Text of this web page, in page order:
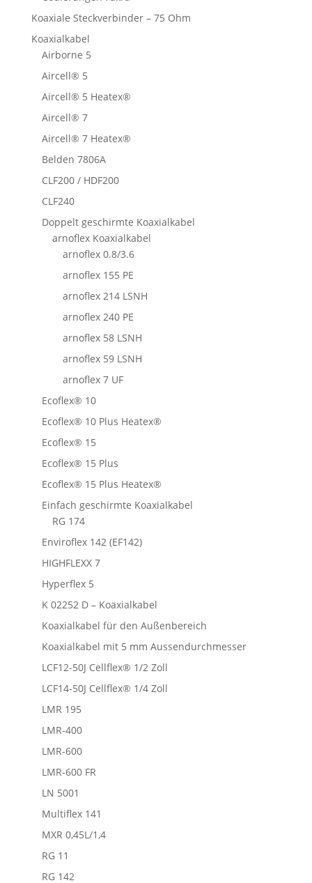
Koaxiale Steckverbinder – 75 Ohm
Koaxialkabel
Airborne 5
Aircell® 5
Aircell® 5 Heatex®
Aircell® 7
Aircell® 7 Heatex®
Belden 7806A
CLF200 / HDF200
CLF240
Doppelt geschirmte Koaxialkabel
arnoflex Koaxialkabel
arnoflex 0.8/3.6
arnoflex 155 PE
arnoflex 214 LSNH
arnoflex 240 PE
arnoflex 58 LSNH
arnoflex 59 LSNH
arnoflex 7 UF
Ecoflex® 10
Ecoflex® 10 Plus Heatex®
Ecoflex® 15
Ecoflex® 15 Plus
Ecoflex® 15 Plus Heatex®
Einfach geschirmte Koaxialkabel
RG 174
Enviroflex 142 (EF142)
HIGHFLEXX 7
Hyperflex 5
K 02252 D – Koaxialkabel
Koaxialkabel für den Außenbereich
Koaxialkabel mit 5 mm Aussendurchmesser
LCF12-50J Cellflex® 1/2 Zoll
LCF14-50J Cellflex® 1/4 Zoll
LMR 195
LMR-400
LMR-600
LMR-600 FR
LN 5001
Multiflex 141
MXR 0,45L/1,4
RG 11
RG 142